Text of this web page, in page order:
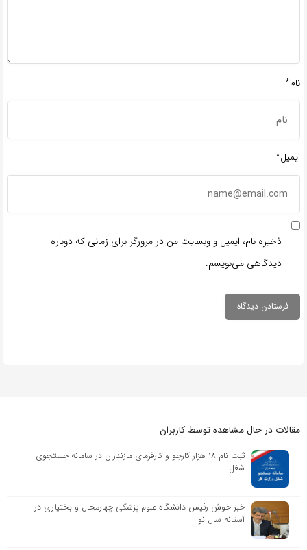
نام*
ایمیل*
ذخیره نام، ایمیل و وبسایت من در مرورگر برای زمانی که دوباره
دیدگاهی می‌نویسم.
مقالات در حال مشاهده توسط کاربران
ثبت نام ۱۸ هزار کارجو و کارفرمای مازندران در سامانه جستجوی
شغل
خبر خوش رئیس دانشگاه علوم پزشکی چهارمحال و بختیاری در
آستانه سال نو